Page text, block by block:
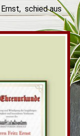
schied aus